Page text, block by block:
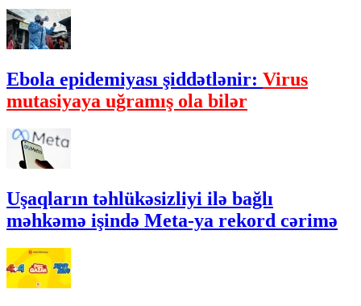
Ebola epidemiyası şiddətlənir: Virus
mutasiyaya uğramış ola bilər
Uşaqların təhlükəsizliyi ilə bağlı
məhkəmə işində Meta-ya rekord cərimə